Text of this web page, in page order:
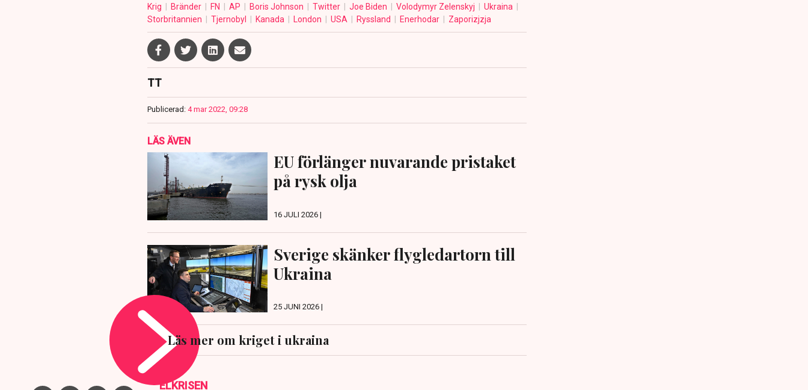
Krig Bränder FN AP Boris Johnson Twitter Joe Biden Volodymyr Zelenskyj
Ukraina
Storbritannien
Tjernobyl Kanada London USA Ryssland Enerhodar Zaporizjzja
TT
Publicerad: 4 mar 2022, 09:28
LÄS ÄVEN
EU förlänger nuvarande pristaket
på rysk olja
16 JULI 2026 |
Sverige skänker flygledartorn till
Ukraina
25 JUNI 2026 |
Läs mer om kriget i ukraina
ELKRISEN